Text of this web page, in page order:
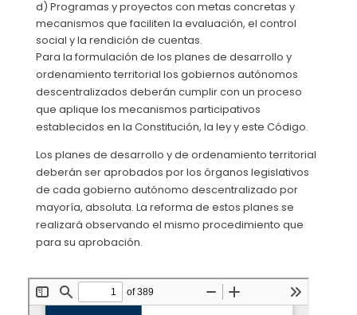
d) Programas y proyectos con metas concretas y
mecanismos que faciliten la evaluación, el control
social y la rendición de cuentas.
Para la formulación de los planes de desarrollo y
ordenamiento territorial los gobiernos autónomos
descentralizados deberán cumplir con un proceso
que aplique los mecanismos participativos
establecidos en la Constitución, la ley y este Código.
Los planes de desarrollo y de ordenamiento territorial
deberán ser aprobados por los órganos legislativos
de cada gobierno autónomo descentralizado por
mayoría, absoluta. La reforma de estos planes se
realizará observando el mismo procedimiento que
para su aprobación.